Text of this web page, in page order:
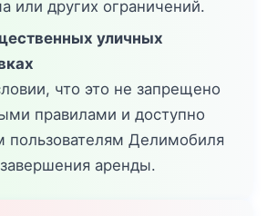
или других ограничений.
уличных
что это не запрещено
правилами и доступно
пользователям Делимобиля
аренды.